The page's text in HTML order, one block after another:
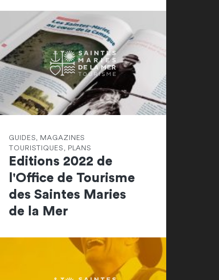
GUIDES, MAGAZINES
TOURISTIQUES, PLANS
Editions 2022 de
l'Office de Tourisme
des Saintes Maries
de la Mer